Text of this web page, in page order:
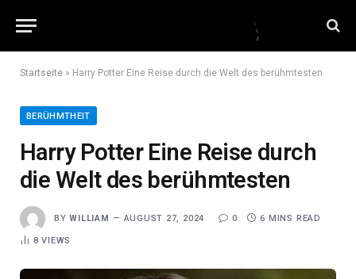
Startseite » Harry Potter Eine Reise durch die Welt des berühmtesten
BERÜHMTHEIT
Harry Potter Eine Reise durch
die Welt des berühmtesten
BY WILLIAM AUGUST 27, 2024 0 6 MINS READ
8VIEWS